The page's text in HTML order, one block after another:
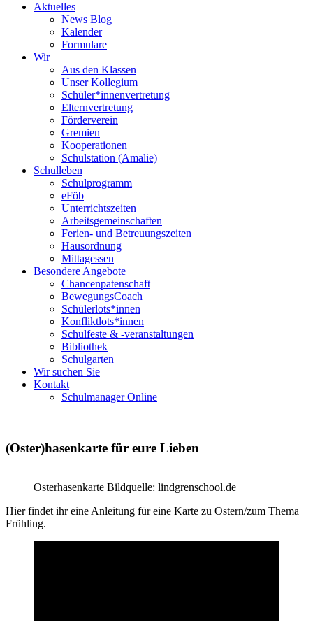
Aktuelles
News Blog
Kalender
Formulare
Wir
Aus den Klassen
Unser Kollegium
Schüler*innenvertretung
Elternvertretung
Förderverein
Gremien
Kooperationen
Schulstation (Amalie)
Schulleben
Schulprogramm
eFöb
Unterrichtszeiten
Arbeitsgemeinschaften
Ferien- und Betreuungszeiten
Hausordnung
Mittagessen
Besondere Angebote
Chancenpatenschaft
BewegungsCoach
Schülerlots*innen
Konfliktlots*innen
Schulfeste & -veranstaltungen
Bibliothek
Schulgarten
Wir suchen Sie
Kontakt
Schulmanager Online
(Oster)hasenkarte für eure Lieben
Osterhasenkarte Bildquelle: lindgrenschool.de
Hier findet ihr eine Anleitung für eine Karte zu Ostern/zum Thema
Frühling.